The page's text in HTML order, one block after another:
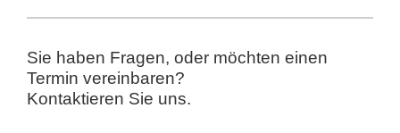
Sie haben Fragen, oder möchten einen
Termin vereinbaren?
Kontaktieren Sie uns.